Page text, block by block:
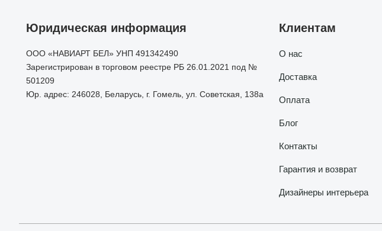
Юридическая информация
ООО «НАВИАРТ БЕЛ» УНП 491342490
Зарегистрирован в торговом реестре РБ 26.01.2021 под №
501209
Юр. адрес: 246028, Беларусь, г. Гомель, ул. Советская, 138а
Клиентам
О нас
Доставка
Оплата
Блог
Контакты
Гарантия и возврат
Дизайнеры интерьера